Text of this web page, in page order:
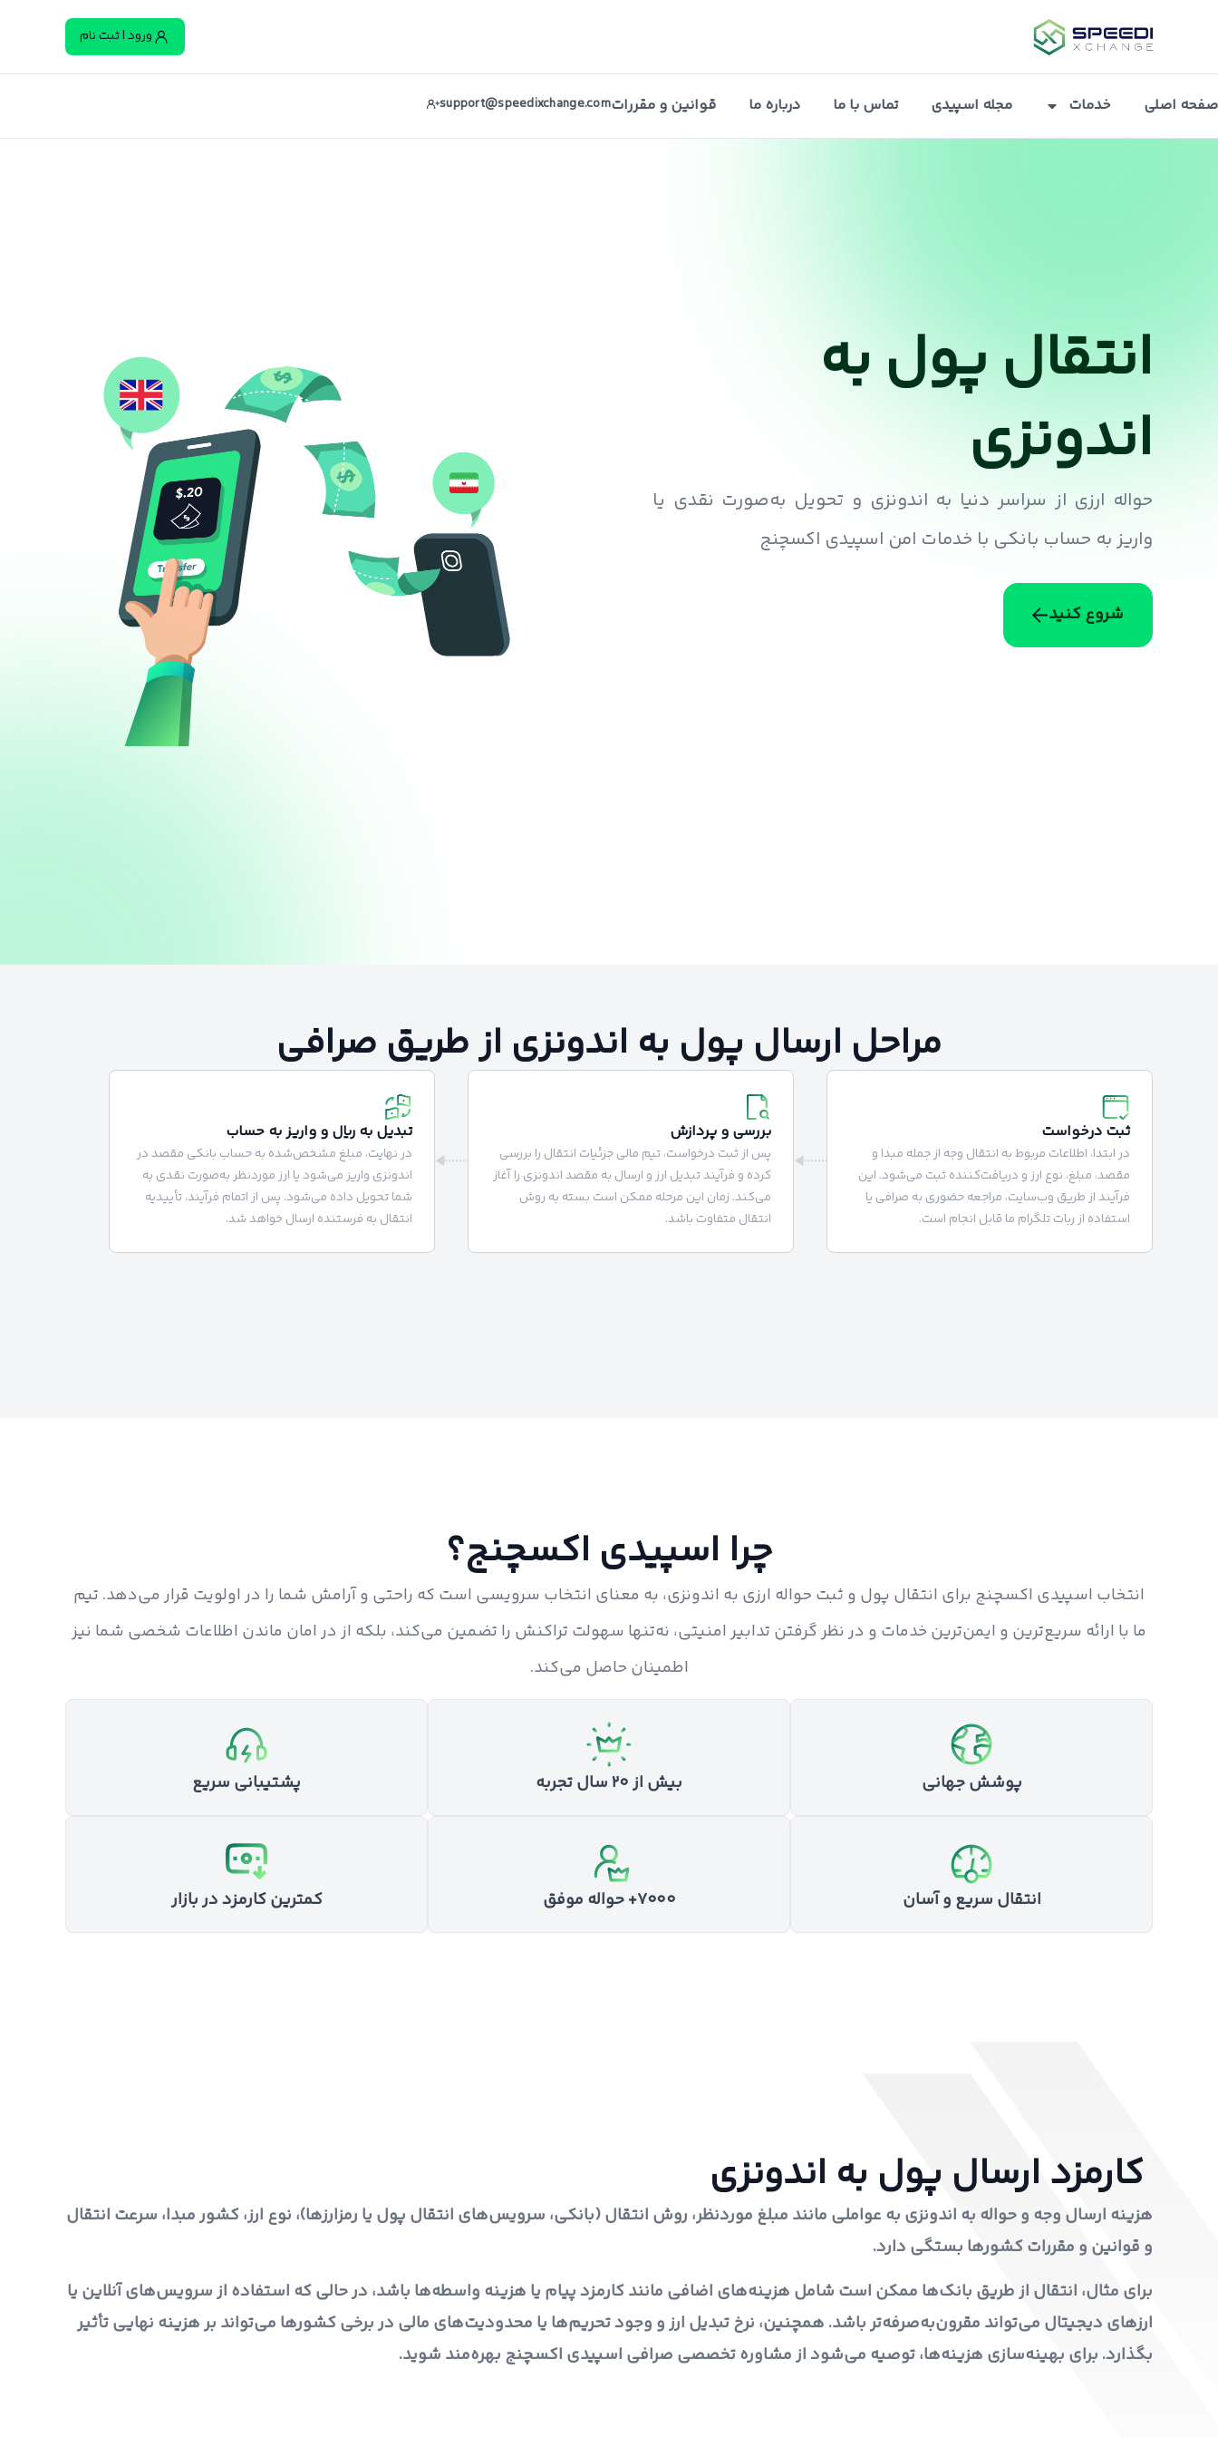
ورود | ثبت نام
صفحه اصلی خدمات مجله اسپیدی تماس با ما درباره ما قوانین و مقرراتsupport@speedixchange.com
انتقال پول به
اندونزی
حواله ارزی از سراسر دنیا به اندونزی و تحویل به‌صورت نقدی یا
واریز به حساب بانکی با خدمات امن اسپیدی اکسچنج
شروع کنید
مراحل ارسال پول به اندونزی از طریق صرافی
ثبت درخواست
در ابتدا، اطلاعات مربوط به انتقال وجه از جمله مبدا و
مقصد، مبلغ، نوع ارز و دریافت‌کننده ثبت می‌شود. این
فرآیند از طریق وب‌سایت، مراجعه حضوری به صرافی یا
استفاده از ربات تلگرام ما قابل انجام است.
بررسی و پردازش
پس از ثبت درخواست، تیم مالی جزئیات انتقال را بررسی
کرده و فرآیند تبدیل ارز و ارسال به مقصد اندونزی را آغاز
می‌کند. زمان این مرحله ممکن است بسته به روش
انتقال متفاوت باشد.
تبدیل به ریال و واریز به حساب
در نهایت، مبلغ مشخص‌شده به حساب بانکی مقصد در
اندونزی واریز می‌شود یا ارز موردنظر به‌صورت نقدی به
شما تحویل داده می‌شود. پس از اتمام فرآیند، تأییدیه
انتقال به فرستنده ارسال خواهد شد.
چرا اسپیدی اکسچنج؟
انتخاب اسپیدی اکسچنج برای انتقال پول و ثبت حواله ارزی به اندونزی، به معنای انتخاب سرویسی است که راحتی و آرامش شما را در اولویت قرار می‌دهد. تیم
ما با ارائه سریع‌ترین و ایمن‌ترین خدمات و در نظر گرفتن تدابیر امنیتی، نه‌تنها سهولت تراکنش را تضمین می‌کند، بلکه از در امان ماندن اطلاعات شخصی شما نیز
اطمینان حاصل می‌کند.
پوشش جهانی بیش از ۲۰ سال تجربه پشتیبانی سریع
انتقال سریع و آسان ۷۰۰۰+ حواله موفق کمترین کارمزد در بازار
کارمزد ارسال پول به اندونزی
هزینه ارسال وجه و حواله به اندونزی به عواملی مانند مبلغ موردنظر، روش انتقال (بانکی، سرویس‌های انتقال پول یا رمزارزها)، نوع ارز، کشور مبدا، سرعت انتقال
و قوانین و مقررات کشورها بستگی دارد.
برای مثال، انتقال از طریق بانک‌ها ممکن است شامل هزینه‌های اضافی مانند کارمزد پیام یا هزینه واسطه‌ها باشد، در حالی که استفاده از سرویس‌های آنلاین یا
ارزهای دیجیتال می‌تواند مقرون‌به‌صرفه‌تر باشد. همچنین، نرخ تبدیل ارز و وجود تحریم‌ها یا محدودیت‌های مالی در برخی کشورها می‌تواند بر هزینه نهایی تأثیر
بگذارد. برای بهینه‌سازی هزینه‌ها، توصیه می‌شود از مشاوره تخصصی صرافی اسپیدی اکسچنج بهره‌مند شوید.